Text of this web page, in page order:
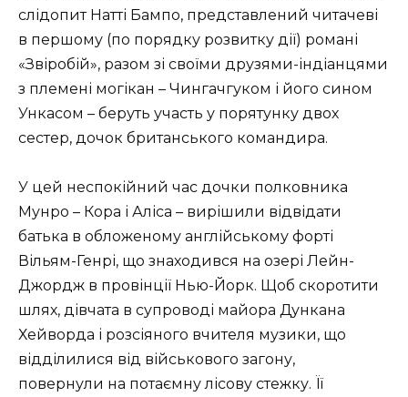
слідопит Натті Бампо, представлений читачеві
в першому (по порядку розвитку дії) романі
«Звіробій», разом зі своїми друзями-індіанцями
з племені могікан – Чингачгуком і його сином
Ункасом – беруть участь у порятунку двох
сестер, дочок британського командира.
У цей неспокійний час дочки полковника
Мунро – Кора і Аліса – вирішили відвідати
батька в обложеному англійському форті
Вільям-Генрі, що знаходився на озері Лейн-
Джордж в провінції Нью-Йорк. Щоб скоротити
шлях, дівчата в супроводі майора Дункана
Хейворда і розсіяного вчителя музики, що
відділилися від військового загону,
повернули на потаємну лісову стежку. Її